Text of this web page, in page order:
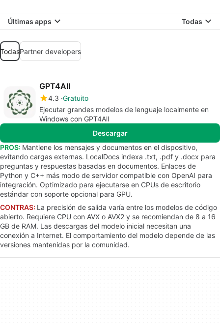
Últimas apps Todas
TodasPartner developers
GPT4All
4.3 Gratuito
Ejecutar grandes modelos de lenguaje localmente en
Windows con GPT4All
Descargar
PROS: Mantiene los mensajes y documentos en el dispositivo,
evitando cargas externas. LocalDocs indexa .txt, .pdf y .docx para
preguntas y respuestas basadas en documentos. Enlaces de
Python y C++ más modo de servidor compatible con OpenAI para
integración. Optimizado para ejecutarse en CPUs de escritorio
estándar con soporte opcional para GPU.
CONTRAS: La precisión de salida varía entre los modelos de código
abierto. Requiere CPU con AVX o AVX2 y se recomiendan de 8 a 16
GB de RAM. Las descargas del modelo inicial necesitan una
conexión a Internet. El comportamiento del modelo depende de las
versiones mantenidas por la comunidad.